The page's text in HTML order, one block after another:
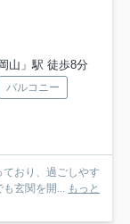
山」駅 徒歩8分
バルコニー
おり、過ごしやす
玄関を開... もっと